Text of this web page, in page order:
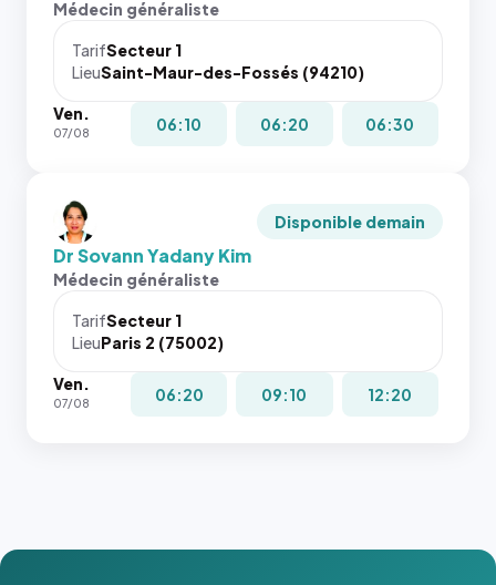
Médecin généraliste
TarifSecteur 1
LieuSaint-Maur-des-Fossés (94210)
Ven.
07/08 06:10 06:20 06:30
Disponible demain
Dr Sovann Yadany Kim
Médecin généraliste
TarifSecteur 1
LieuParis 2 (75002)
Ven.
07/08 06:20 09:10 12:20